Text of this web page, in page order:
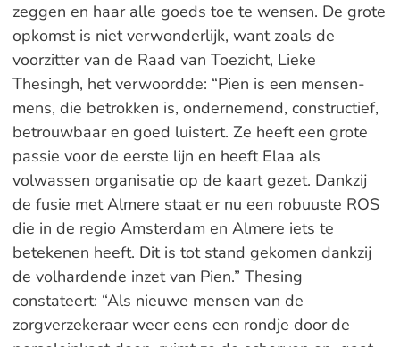
zeggen en haar alle goeds toe te wensen. De grote
opkomst is niet verwonderlijk, want zoals de
voorzitter van de Raad van Toezicht, Lieke
Thesingh, het verwoordde: “Pien is een mensen-
mens, die betrokken is, ondernemend, constructief,
betrouwbaar en goed luistert. Ze heeft een grote
passie voor de eerste lijn en heeft Elaa als
volwassen organisatie op de kaart gezet. Dankzij
de fusie met Almere staat er nu een robuuste ROS
die in de regio Amsterdam en Almere iets te
betekenen heeft. Dit is tot stand gekomen dankzij
de volhardende inzet van Pien.” Thesing
constateert: “Als nieuwe mensen van de
zorgverzekeraar weer eens een rondje door de